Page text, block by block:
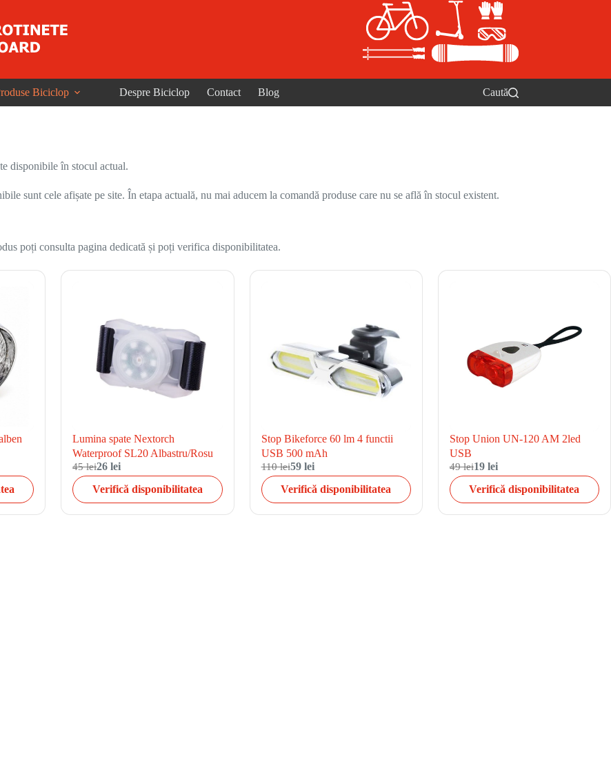
Biciclop Despre Biciclop Contact Blog Caută
disponibile în stocul actual.
sunt cele afișate pe site. În etapa actuală, nu mai aducem la comandă produse care nu se află în stocul existent.
poți consulta pagina dedicată și poți verifica disponibilitatea.
Lumina spate Nextorch
Waterproof SL20 Albastru/Rosu
45 lei26 lei
Verifică disponibilitatea
Stop Bikeforce 60 lm 4 functii
USB 500 mAh
110 lei59 lei
Verifică disponibilitatea
Stop Union UN-120 AM 2led
USB
49 lei19 lei
Verifică disponibilitatea